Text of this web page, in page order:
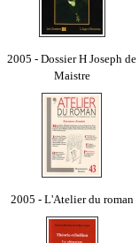
2005 - Dossier H Joseph de
Maistre
2005 - L'Atelier du roman